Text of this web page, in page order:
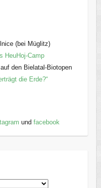
(bei Müglitz)
HeuHoj-Camp
den Bielatal-Biotopen
die Erde?“
und facebook